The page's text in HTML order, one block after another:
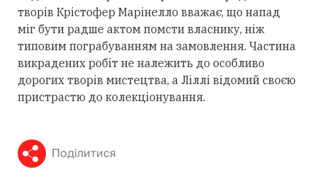
творів Крістофер Марінелло вважає, що напад
міг бути радше актом помсти власнику, ніж
типовим пограбуванням на замовлення. Частина
викрадених робіт не належить до особливо
дорогих творів мистецтва, а Ліллі відомий своєю
пристрастю до колекціонування.
Поділитися